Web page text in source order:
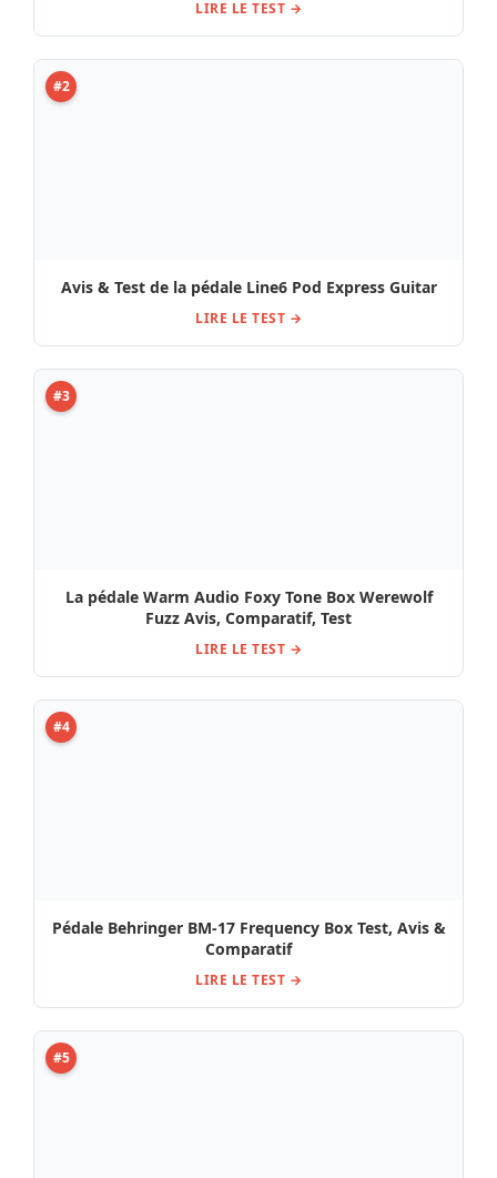
#2
LIRE LE TEST →
#3
Fuzz Avis, Comparatif, Test
LIRE LE TEST →
#4
Comparatif
LIRE LE TEST →
#5